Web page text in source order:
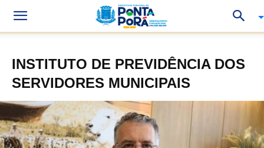
INSTITUTO DE PREVIDÊNCIA DOS
SERVIDORES MUNICIPAIS